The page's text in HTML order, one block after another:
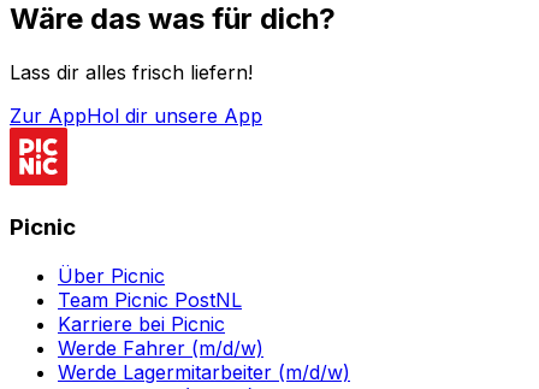
Wäre das was für dich?
Lass dir alles frisch liefern!
Zur AppHol dir unsere App
Picnic
Über Picnic
Team Picnic PostNL
Karriere bei Picnic
Werde Fahrer (m/d/w)
Werde Lagermitarbeiter (m/d/w)